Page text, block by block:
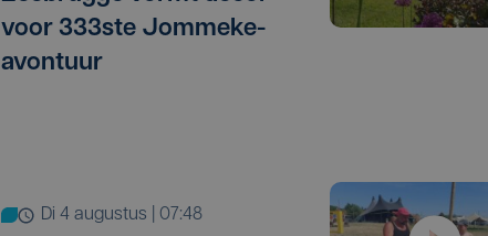
voor 333ste Jommeke-
avontuur
di 4 augustus | 07:48